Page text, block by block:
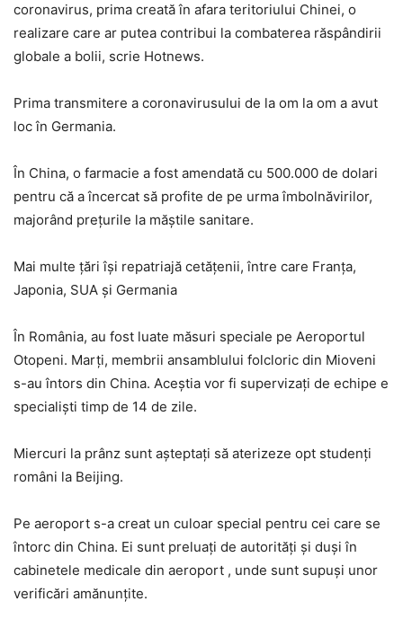
coronavirus, prima creată în afara teritoriului Chinei, o
realizare care ar putea contribui la combaterea răspândirii
globale a bolii, scrie Hotnews.
Prima transmitere a coronavirusului de la om la om a avut
loc în Germania.
În China, o farmacie a fost amendată cu 500.000 de dolari
pentru că a încercat să profite de pe urma îmbolnăvirilor,
majorând prețurile la măștile sanitare.
Mai multe țări își repatriajă cetățenii, între care Franța,
Japonia, SUA și Germania
În România, au fost luate măsuri speciale pe Aeroportul
Otopeni. Marți, membrii ansamblului folcloric din Mioveni
s-au întors din China. Aceștia vor fi supervizați de echipe e
specialiști timp de 14 de zile.
Miercuri la prânz sunt așteptați să aterizeze opt studenți
români la Beijing.
Pe aeroport s-a creat un culoar special pentru cei care se
întorc din China. Ei sunt preluați de autorități și duși în
cabinetele medicale din aeroport , unde sunt supuși unor
verificări amănunțite.